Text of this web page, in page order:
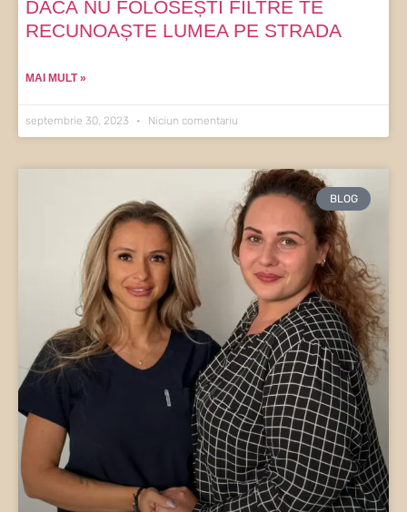
DACĂ NU FOLOSEȘTI FILTRE TE
RECUNOAȘTE LUMEA PE STRADA
MAI MULT »
septembrie 30, 2023 Niciun comentariu
BLOG